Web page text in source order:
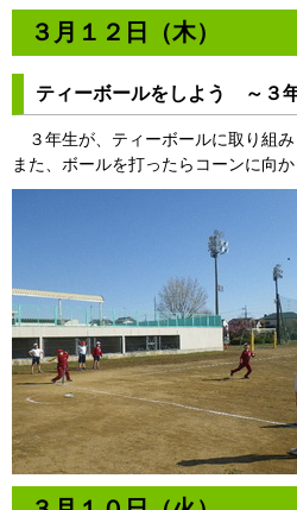
３月１２日（木）
ティーボールをしよう ～３
３年生が、ティーボールに取り組
また、ボールを打ったらコーンに向